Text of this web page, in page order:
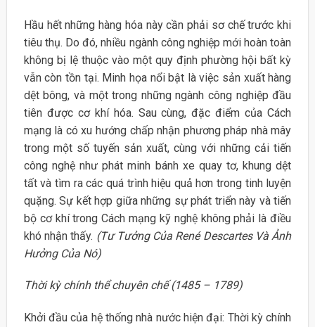
Hầu hết những hàng hóa này cần phải sơ chế trước khi
tiêu thụ. Do đó, nhiều ngành công nghiệp mới hoàn toàn
không bị lệ thuộc vào một quy định phường hội bất kỳ
vẫn còn tồn tại. Minh họa nổi bật là việc sản xuất hàng
dệt bông, và một trong những ngành công nghiệp đầu
tiên được cơ khí hóa. Sau cùng, đặc điểm của Cách
mạng là có xu hướng chấp nhận phương pháp nhà mây
trong một số tuyến sản xuất, cùng với những cải tiến
công nghệ như phát minh bánh xe quay tơ, khung dệt
tất và tìm ra các quá trình hiệu quả hơn trong tinh luyện
quặng. Sự kết hợp giữa những sự phát triển này và tiến
bộ cơ khí trong Cách mạng kỹ nghệ không phải là điều
khó nhận thấy. (Tư Tưởng Của René Descartes Và Ảnh
Hưởng Của Nó)
Thời kỳ chính thể chuyên chế (1485 – 1789)
Khởi đầu của hệ thống nhà nước hiện đại: Thời kỳ chính